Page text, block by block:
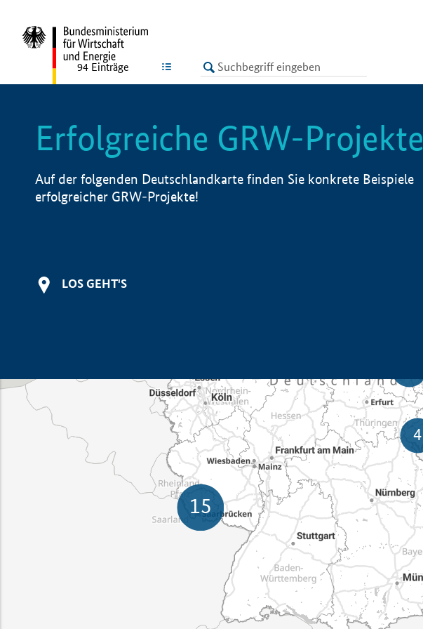
LISTE
94 Einträge
Erfolgreiche GRW-Projekte
Auf der folgenden Deutschlandkarte finden Sie konkrete Beispiele
erfolgreicher GRW-Projekte!
LOS GEHT'S